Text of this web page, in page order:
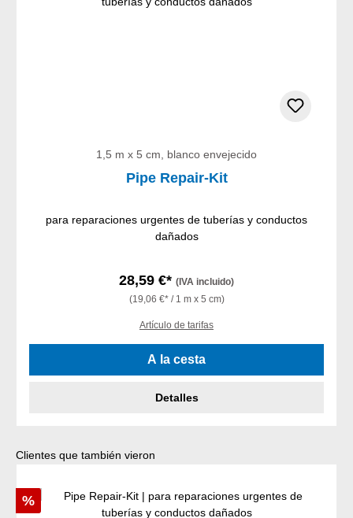
1,5 m x 5 cm, blanco envejecido
Pipe Repair-Kit
para reparaciones urgentes de tuberías y conductos
dañados
28,59 €* (IVA incluido)
(19,06 €* / 1 m x 5 cm)
Artículo de tarifas
A la cesta
Detalles
Omitir la galería de productos
Clientes que también vieron
Descuento
%